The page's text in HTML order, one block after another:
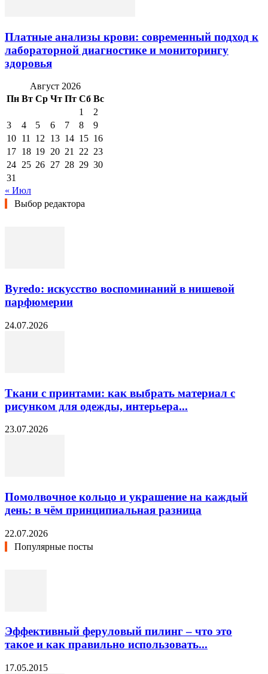
Платные анализы крови: современный подход к
лабораторной диагностике и мониторингу
здоровья
Август 2026
Пн Вт Ср Чт Пт Сб Вс
1
2
3
4 5 6 7 8
9
10 11 12 13 14 15 16
17 18 19 20 21 22 23
24 25 26 27 28 29 30
31
« Июл
Выбор редактора
Byredo: искусство воспоминаний в нишевой
парфюмерии
24.07.2026
Ткани с принтами: как выбрать материал с
рисунком для одежды, интерьера...
23.07.2026
Помолвочное кольцо и украшение на каждый
день: в чём принципиальная разница
22.07.2026
Популярные посты
Эффективный феруловый пилинг – что это
такое и как правильно использовать...
17.05.2015